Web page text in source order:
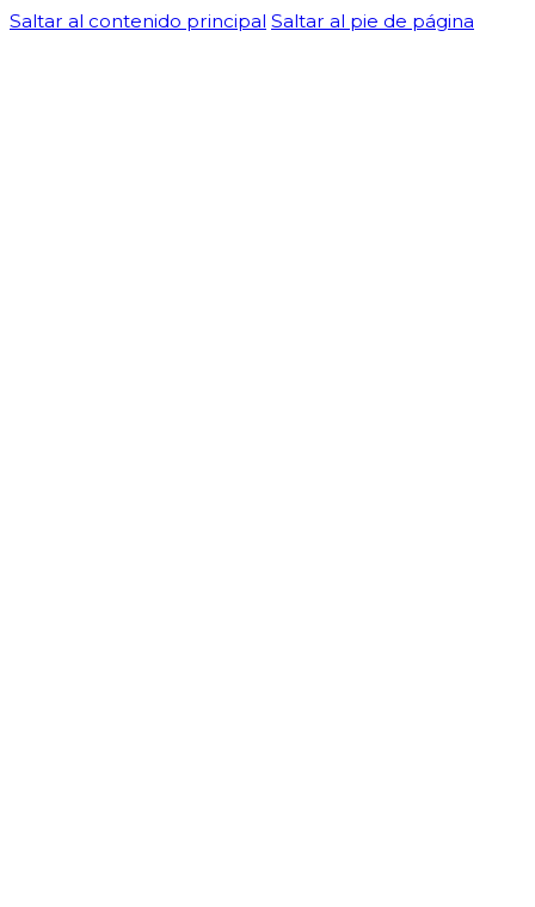
Saltar al contenido principal Saltar al pie de página